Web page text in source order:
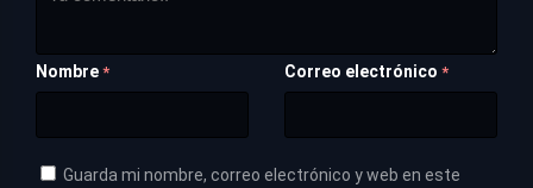
Nombre * Correo electrónico *
Guarda mi nombre, correo electrónico y web en este